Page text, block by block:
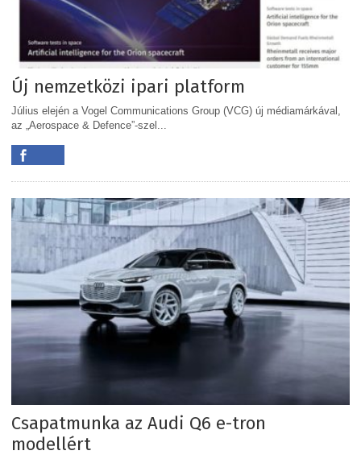
Új nemzetközi ipari platform
Július elején a Vogel Communications Group (VCG) új médiamárkával,
az „Aerospace & Defence”-szel...
Csapatmunka az Audi Q6 e-tron
modellért